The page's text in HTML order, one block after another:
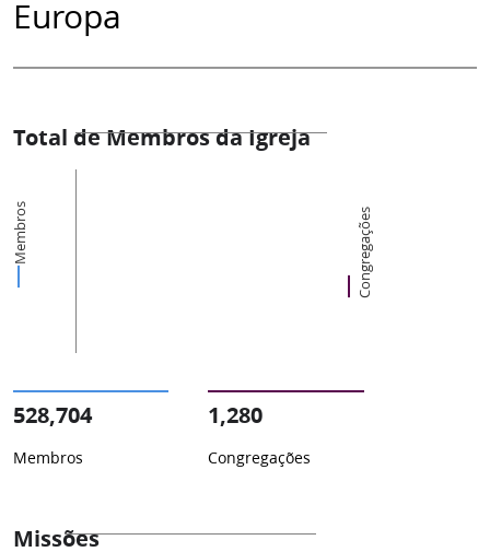
Europa
Total de Membros da Igreja
Membros Congregações
528,704
Membros
1,280
Congregações
Missões